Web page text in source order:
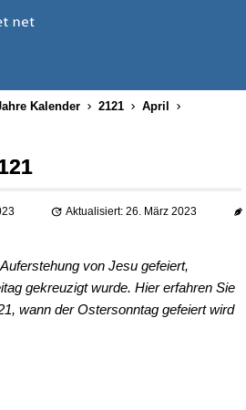
Kalender 2121
April
Aktualisiert: 26. März 2023
von Jesu gefeiert,
gekreuzigt wurde. Hier erfahren Sie
wann der Ostersonntag gefeiert wird